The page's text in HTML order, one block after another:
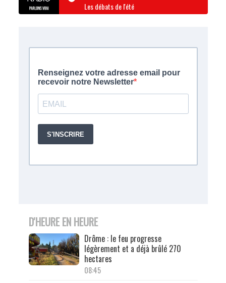
Les débats de l'été
D'HEURE EN HEURE
Drôme : le feu progresse
légèrement et a déjà brûlé 270
hectares
08:45